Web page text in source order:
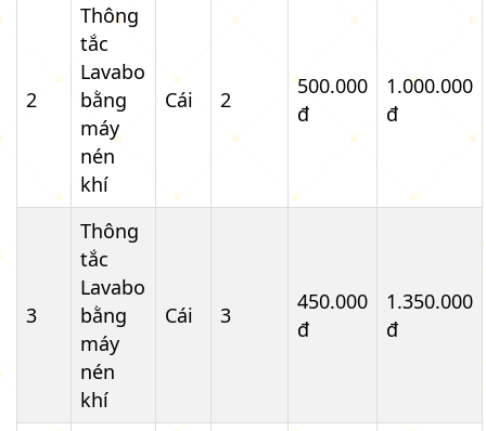
2
Thông
tắc
Lavabo
bằng
máy
nén
khí
Cái 2
500.000
đ
1.000.000
đ
3
Thông
tắc
Lavabo
bằng
máy
nén
khí
Cái 3
450.000
đ
1.350.000
đ